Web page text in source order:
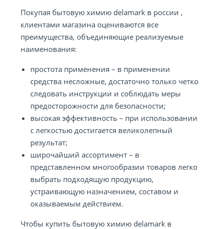
Покупая бытовую химию delamark в россии ,
клиентами магазина оцениваются все
преимущества, объединяющие реализуемые
наименования:
простота применения – в применении
средства несложные, достаточно только четко
следовать инструкции и соблюдать меры
предосторожности для безопасности;
высокая эффективность – при использовании
с легкостью достигается великолепный
результат;
широчайший ассортимент – в
представленном многообразии товаров легко
выбрать подходящую продукцию,
устраивающую назначением, составом и
оказываемым действием.
Чтобы купить бытовую химию delamark в